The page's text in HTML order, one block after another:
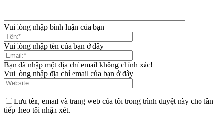
Vui lòng nhập bình luận của bạn
Vui lòng nhập tên của bạn ở đây
Bạn đã nhập một địa chỉ email không chính xác!
Vui lòng nhập địa chỉ email của bạn ở đây
Lưu tên, email và trang web của tôi trong trình duyệt này cho lần
tiếp theo tôi nhận xét.